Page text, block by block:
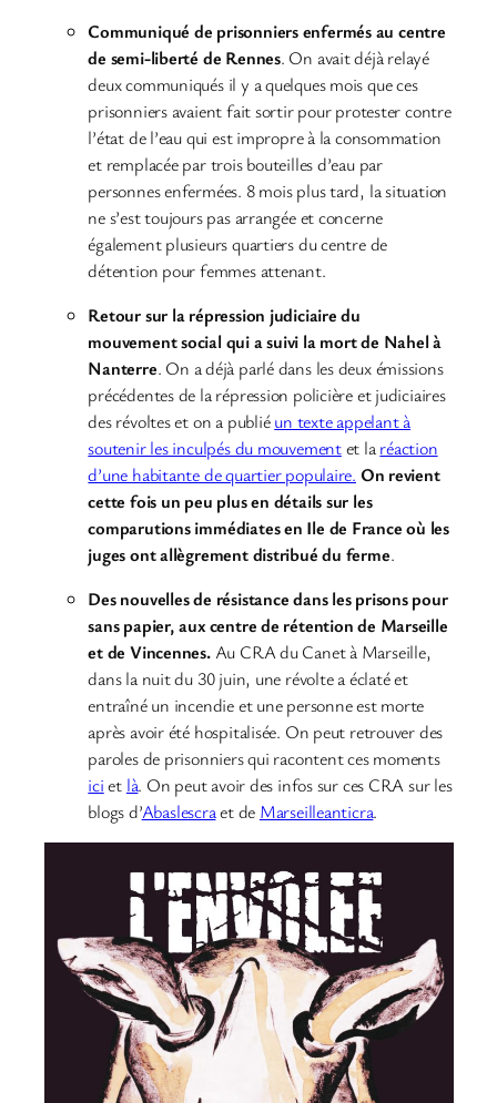
Communiqué de prisonniers enfermés au centre
de semi-liberté de Rennes. On avait déjà relayé
deux communiqués il y a quelques mois que ces
prisonniers avaient fait sortir pour protester contre
l’état de l’eau qui est impropre à la consommation
et remplacée par trois bouteilles d’eau par
personnes enfermées. 8 mois plus tard, la situation
ne s’est toujours pas arrangée et concerne
également plusieurs quartiers du centre de
détention pour femmes attenant.
Retour sur la répression judiciaire du
mouvement social qui a suivi la mort de Nahel à
Nanterre. On a déjà parlé dans les deux émissions
précédentes de la répression policière et judiciaires
des révoltes et on a publiéun texte appelant à
soutenir les inculpés du mouvementet laréaction
d’une habitante de quartier populaire. On revient
cette fois un peu plus en détails sur les
comparutions immédiates en Ile de France où les
juges ont allègrement distribué du ferme.
Des nouvelles de résistance dans les prisons pour
sans papier, aux centre de rétention de Marseille
et de Vincennes.Au CRA du Canet à Marseille,
dans la nuit du 30 juin, une révolte a éclaté et
entraîné un incendie et une personne est morte
après avoir été hospitalisée. On peut retrouver des
paroles de prisonniers qui racontent ces moments
iciet là. On peut avoir des infos sur ces CRA sur les
blogs d’Abaslescraet de Marseilleanticra.